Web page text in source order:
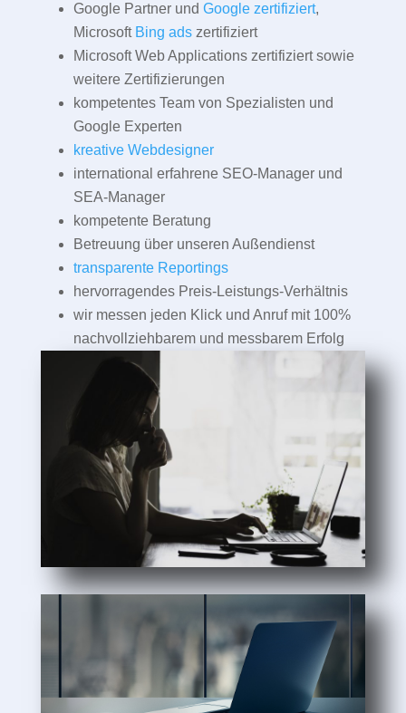
Google Partner und Google zertifiziert,
Microsoft Bing adszertifiziert
Microsoft Web Applications zertifiziert sowie
weitere Zertifizierungen
kompetentes Team von Spezialisten und
Google Experten
kreative Webdesigner
international erfahrene SEO-Manager und
SEA-Manager
kompetente Beratung
Betreuung über unseren Außendienst
transparente Reportings
hervorragendes Preis-Leistungs-Verhältnis
wir messen jeden Klick und Anruf mit 100%
nachvollziehbarem und messbarem Erfolg